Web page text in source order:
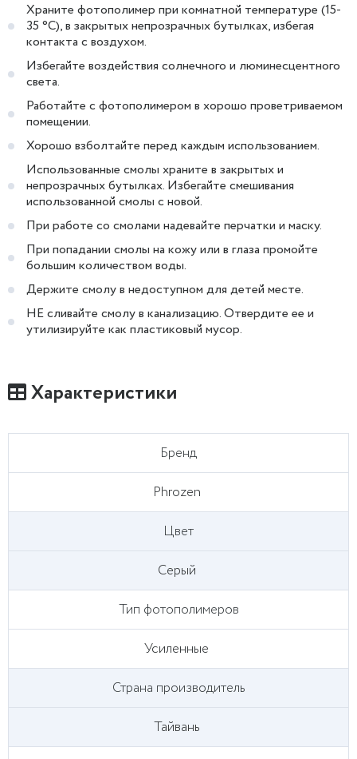
Храните фотополимер при комнатной температуре (15-
35 °C), в закрытых непрозрачных бутылках, избегая
контакта с воздухом.
Избегайте воздействия солнечного и люминесцентного
света.
Работайте с фотополимером в хорошо проветриваемом
помещении.
Хорошо взболтайте перед каждым использованием.
Использованные смолы храните в закрытых и
непрозрачных бутылках. Избегайте смешивания
использованной смолы с новой.
При работе со смолами надевайте перчатки и маску.
При попадании смолы на кожу или в глаза промойте
большим количеством воды.
Держите смолу в недоступном для детей месте.
НЕ сливайте смолу в канализацию. Отвердите ее и
утилизируйте как пластиковый мусор.
Характеристики
Бренд
Phrozen
Цвет
Серый
Тип фотополимеров
Усиленные
Страна производитель
Тайвань